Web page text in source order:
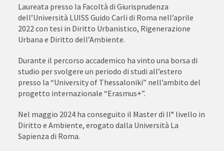
Laureata presso la Facoltà di Giurisprudenza
dell’Università LUISS Guido Carli di Roma nell’aprile
2022 con tesi in Diritto Urbanistico, Rigenerazione
Urbana e Diritto dell’Ambiente.
Durante il percorso accademico ha vinto una borsa di
studio per svolgere un periodo di studi all’estero
presso la “University of Thessaloniki” nell’ambito del
progetto internazionale “Erasmus+”.
Nel maggio 2024 ha conseguito il Master di II° livello in
Diritto e Ambiente, erogato dalla Università La
Sapienza di Roma.